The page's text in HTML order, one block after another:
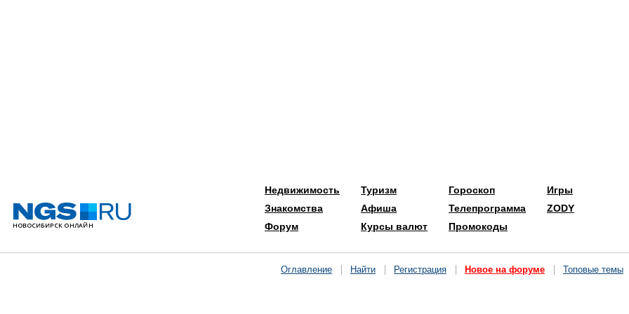
Недвижимость
Знакомства
Форум
Туризм
Афиша
Курсы валют
Гороскоп
Телепрограмма
Промокоды
Игры
ZODY
Оглавление Найти Регистрация Новое на форуме Топовые темы